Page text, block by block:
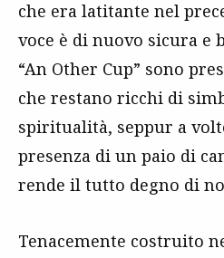
che era latitante nel
voce è di nuovo sicura
“An Other Cup” sono
che restano ricchi di
spiritualità, seppur a
presenza di un paio di
rende il tutto degno di
Tenacemente costruito